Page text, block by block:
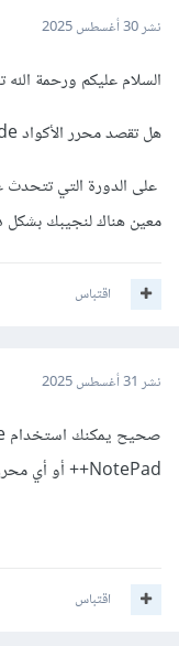
نشر30 أغسطس 2025
السلام عليكم ورحمة الله
هل تقصد محرر الأكواد Visual Studio Code ؟ إن كان كذلك فسيتم التعامل معه بكل تأكيد لكن ذلك يعتمد
على الدورة التي
معين هناك لنجيبك بشكل
اقتباس
نشر 31 أغسطس 2025
NotePad++ أو أي محرر أخر.
اقتباس